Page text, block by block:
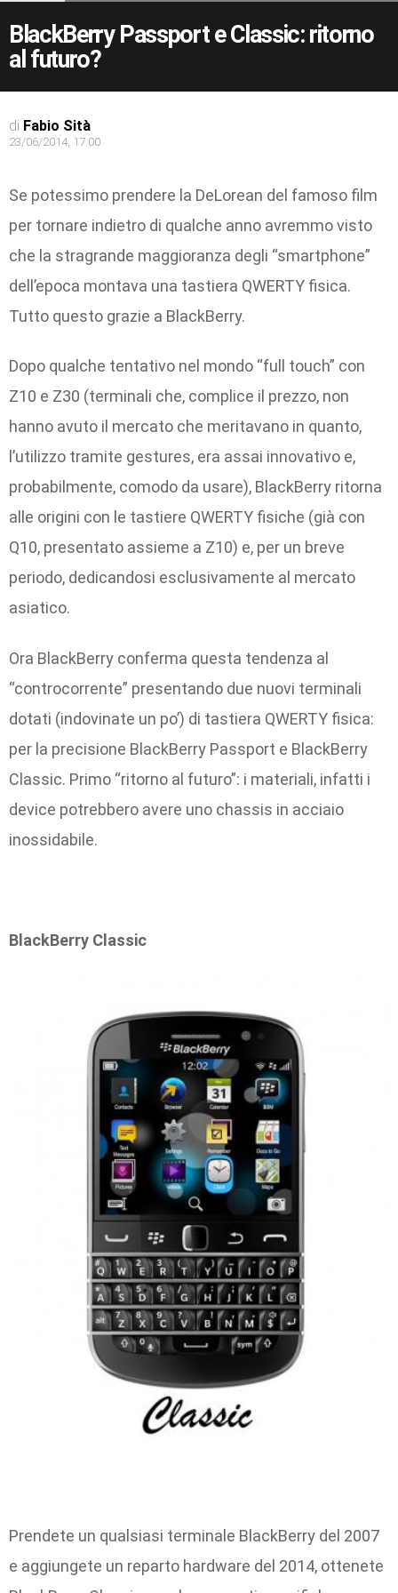
BlackBerry Passport e Classic: ritorno
al futuro?
di Fabio Sità
23/06/2014, 17:00
Se potessimo prendere la DeLorean del famoso film
per tornare indietro di qualche anno avremmo visto
che la stragrande maggioranza degli “smartphone”
dell’epoca montava una tastiera QWERTY fisica.
Tutto questo grazie a BlackBerry.
Dopo qualche tentativo nel mondo “full touch” con
Z10 e Z30 (terminali che, complice il prezzo, non
hanno avuto il mercato che meritavano in quanto,
l’utilizzo tramite gestures, era assai innovativo e,
probabilmente, comodo da usare), BlackBerry ritorna
alle origini con le tastiere QWERTY fisiche (già con
Q10, presentato assieme a Z10) e, per un breve
periodo, dedicandosi esclusivamente al mercato
asiatico.
Ora BlackBerry conferma questa tendenza al
“controcorrente” presentando due nuovi terminali
dotati (indovinate un po’) di tastiera QWERTY fisica:
per la precisione BlackBerry Passport e BlackBerry
Classic. Primo “ritorno al futuro”: i materiali, infatti i
device potrebbero avere uno chassis in acciaio
inossidabile.
BlackBerry Classic
Prendete un qualsiasi terminale BlackBerry del 2007
e aggiungete un reparto hardware del 2014, ottenete